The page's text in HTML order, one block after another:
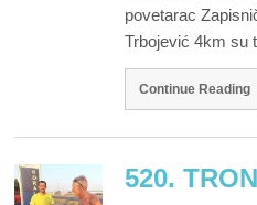
povetarac
Trbojević 4km su
Continue Reading
520.